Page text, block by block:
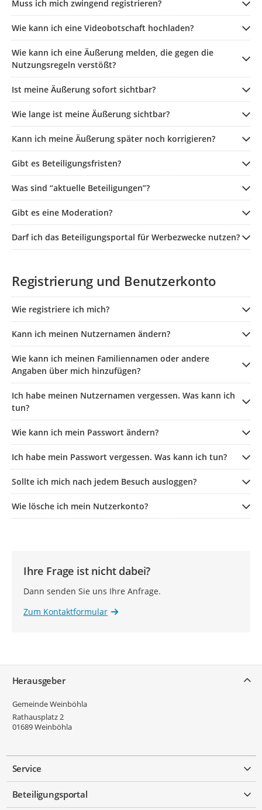
Muss ich mich zwingend registrieren?
Wie kann ich eine Videobotschaft hochladen?
Wie kann ich eine Äußerung melden, die gegen die
Nutzungsregeln verstößt?
Ist meine Äußerung sofort sichtbar?
Wie lange ist meine Äußerung sichtbar?
Kann ich meine Äußerung später noch korrigieren?
Gibt es Beteiligungsfristen?
Was sind “aktuelle Beteiligungen”?
Gibt es eine Moderation?
Darf ich das Beteiligungsportal für Werbezwecke nutzen?
Registrierung und Benutzerkonto
Wie registriere ich mich?
Kann ich meinen Nutzernamen ändern?
Wie kann ich meinen Familiennamen oder andere
Angaben über mich hinzufügen?
Ich habe meinen Nutzernamen vergessen. Was kann ich
tun?
Wie kann ich mein Passwort ändern?
Ich habe mein Passwort vergessen. Was kann ich tun?
Sollte ich mich nach jedem Besuch ausloggen?
Wie lösche ich mein Nutzerkonto?
Ihre Frage ist nicht dabei?
Dann senden Sie uns Ihre Anfrage.
Zum Kontaktformular
Herausgeber
Gemeinde Weinböhla
Rathausplatz 2
01689Weinböhla
Service
Beteiligungsportal